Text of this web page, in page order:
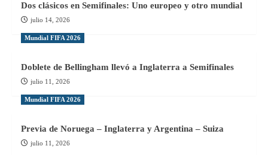
Dos clásicos en Semifinales: Uno europeo y otro mundial
julio 14, 2026
Mundial FIFA 2026
Doblete de Bellingham llevó a Inglaterra a Semifinales
julio 11, 2026
Mundial FIFA 2026
Previa de Noruega – Inglaterra y Argentina – Suiza
julio 11, 2026